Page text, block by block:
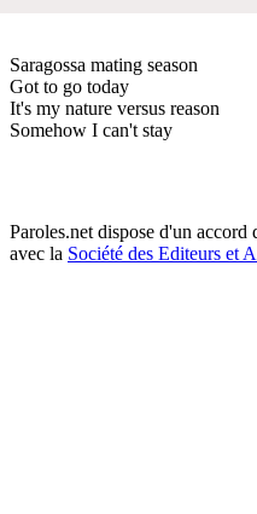
Saragossa mating season
Got to go today
It's my nature versus reason
Somehow I can't stay
Paroles.net dispose d'un accord
avec la Société des Editeurs et